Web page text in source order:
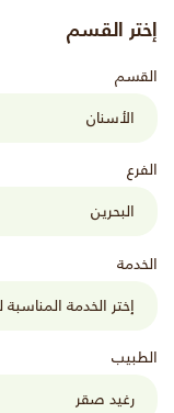
إختر القسم
القسم
الفرع
الخدمة
الطبيب